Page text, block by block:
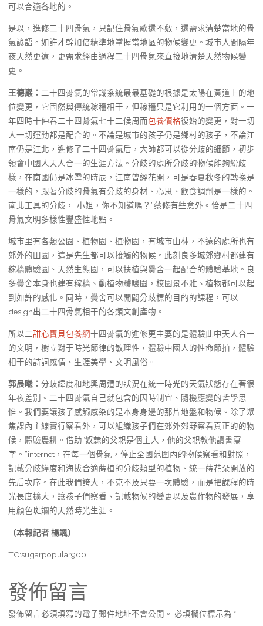
可以合適各地的。
是以，進修二十四骨氣，只記住骨氣歌還不敷，還需求清楚當地的骨
氣諺語。如許才幹加倍精準地掌握當地區的物候變更。城市人間隔年
夜天然更遠，更需求經由過程二十四骨氣來直接地清楚天然物候變
更。
王德巖： 二十四骨氣的常識系統最最基礎的根據是太陽在黃道上的地
位變更，它固然與傳統稼穡相干，但稼穡只是它利用的一個方面。一
年四時十仲春二十四骨氣七十二候周而包養價格復始的變更，對一切
人一切運動都是配合的。不論是城市的孩子仍是鄉村的孩子，不論江
南仍是江北，進修了二十四骨氣后，大師都可以從分歧的細節，初步
領會中國人天人合一的生涯方法。分歧的處所分歧的物候能夠紛歧
樣，在南國仍是冰雪的時辰，江南曾經花開，可是春夏秋冬的轉換是
一樣的，跟著分歧的骨氣有分歧的身材、心思、飲食調劑是一樣的。
南北工具的分歧，“小姐，你不知道嗎？”蔡修有些意外。恰是二十四
骨氣文明多樣性豐盛性地點。
城市里有各類公園、植物園、植物園，有城市山林，不遠的處所也有
郊外的田園，這是先生都可以接觸的物候。此刻良多城郊鄉村都建有
稼穡體驗園、天然生態園，可以扶植與黌舍一起配合的體驗基地。良
多黌舍本身也建有稼穡、動植物體驗園，校園景不雅、植物都可以起
到如許的感化。同時，黌舍可以開闢分歧標的目的的課程，可以
design出二十四骨氣相干的各類文創產物。
所以二甜心寶貝包養網十四骨氣的進修更主要的是體驗此中天人合一
的文明，樹立對于時光節律的敏理性，體驗中國人的性命節拍，體驗
相干的詩詞感情、生涯美學、文明風俗。
郭晨曦： 分歧緯度和地輿周遭的狀況在統一時光的天氣狀態存在著很
年夜差別。二十四骨氣自己就包含的因時制宜、隨機應變的哲學思
惟。我們要讓孩子感觸感染的是本身身邊的那片地盤和物候。除了聚
焦課內主線實行察看外，可以組織孩子們在郊外郊野察看真正的的物
候，體驗農耕。借助“奴隸的父親是個主人，他的父親教他讀書寫
字。”internet，在每一個骨氣，停止全國范圍內的物候察看和對照，
記載分歧緯度和海拔合適蒔植的分歧類型的植物、統一蒔花朵開放的
先后次序。在此我們誇大，不克不及只要一次體驗，而是把課程的時
光長度擴大，讓孩子們察看、記載物候的變更以及農作物的發展，享
用顏色斑斕的天然時光生涯。
（本報記者 楊颯）
TC:sugarpopular900
發佈留言
發佈留言必須填寫的電子郵件地址不會公開。 必填欄位標示為 *